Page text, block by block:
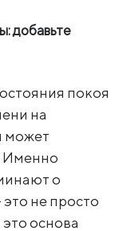
добавьте
покоя
на
может
Именно
о
не просто
основа